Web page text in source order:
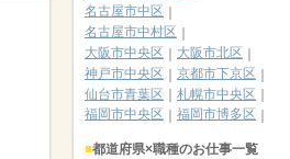
名古屋市中区
名古屋市中村区
大阪市中央区
大阪市北区
神戸市中央区
京都市下京区
仙台市青葉区
札幌市中央区
福岡市中央区
福岡市博多区
都道府県×職種のお仕事一覧